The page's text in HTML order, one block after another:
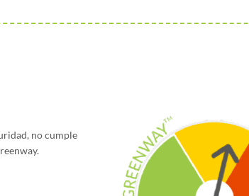
no cumple